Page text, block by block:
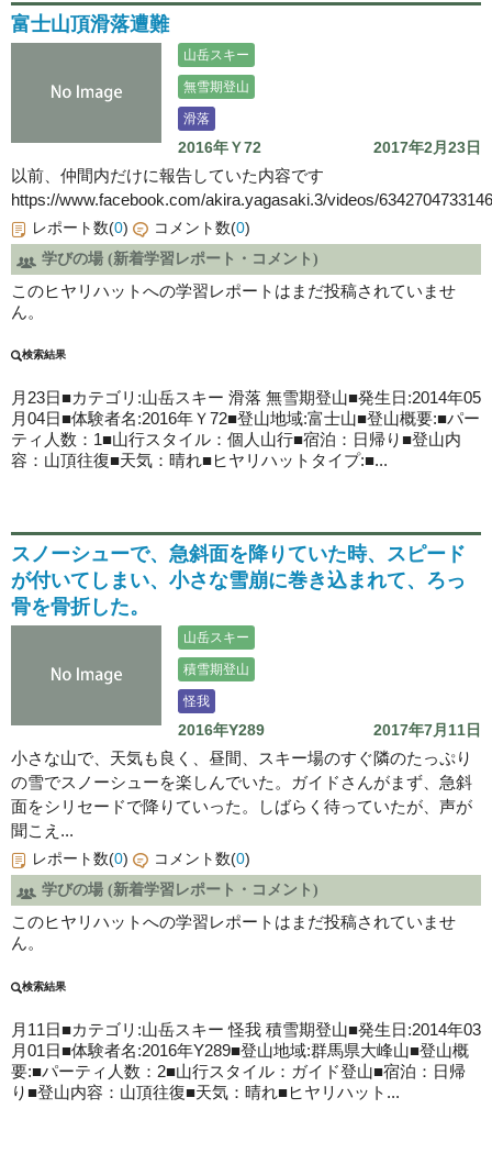
富士山頂滑落遭難
山岳スキー
無雪期登山
滑落
2016年Ｙ72 2017年2月23日
以前、仲間内だけに報告していた内容です
https://www.facebook.com/akira.yagasaki.3/videos/
レポート数(0) コメント数(0)
学びの場 (新着学習レポート・コメント)
このヒヤリハットへの学習レポートはまだ投稿されていませ
ん。
検索結果
月23日■カテゴリ:山岳スキー 滑落 無雪期登山■発生日:2014年05
月04日■体験者名:2016年Ｙ72■登山地域:富士山■登山概要:■パー
ティ人数：1■山行スタイル：個人山行■宿泊：日帰り■登山内
容：山頂往復■天気：晴れ■ヒヤリハットタイプ:■...
スノーシューで、急斜面を降りていた時、スピード
が付いてしまい、小さな雪崩に巻き込まれて、ろっ
骨を骨折した。
山岳スキー
積雪期登山
怪我
2016年Y289 2017年7月11日
小さな山で、天気も良く、昼間、スキー場のすぐ隣のたっぷり
の雪でスノーシューを楽しんでいた。ガイドさんがまず、急斜
面をシリセードで降りていった。しばらく待っていたが、声が
聞こえ...
レポート数(0) コメント数(0)
学びの場 (新着学習レポート・コメント)
このヒヤリハットへの学習レポートはまだ投稿されていませ
ん。
検索結果
月11日■カテゴリ:山岳スキー 怪我 積雪期登山■発生日:2014年03
月01日■体験者名:2016年Y289■登山地域:群馬県大峰山■登山概
要:■パーティ人数：2■山行スタイル：ガイド登山■宿泊：日帰
り■登山内容：山頂往復■天気：晴れ■ヒヤリハット...